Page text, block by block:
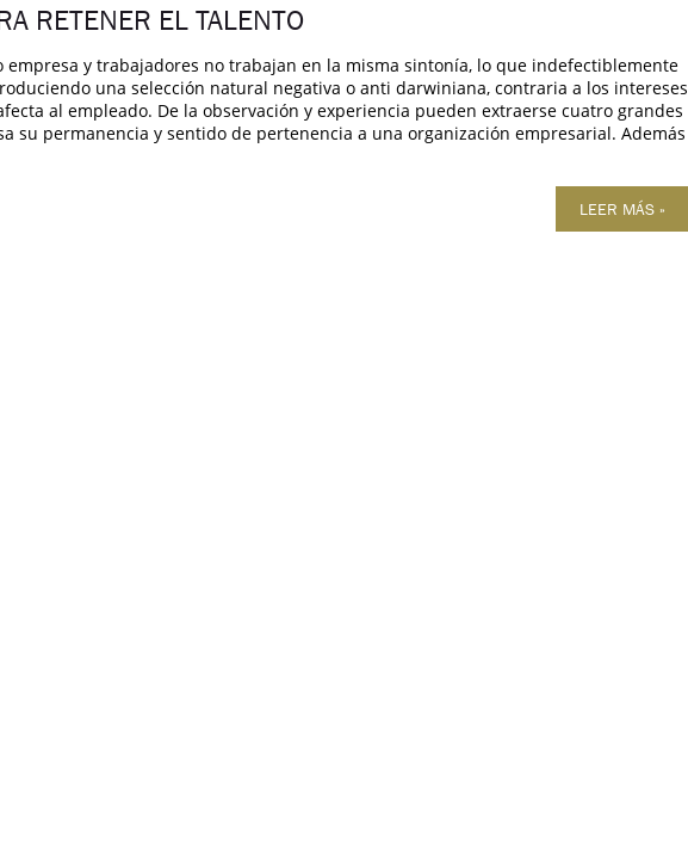
RETENER EL TALENTO
empresa y trabajadores no trabajan en la misma sintonía, lo que indefectiblemente
una selección natural negativa o anti darwiniana, contraria a los intereses
al empleado. De la observación y experiencia pueden extraerse cuatro grandes
su permanencia y sentido de pertenencia a una organización empresarial. Además
LEER MÁS »